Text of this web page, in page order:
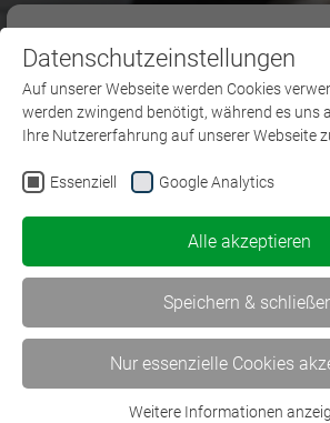
Bachelor Professional in
Versicherungen und
Finanzanlagen
Datenschutzeinstellungen
Auf unserer Webseite werden Cookies
werden zwingend benötigt, während es uns
Ihre Nutzererfahrung auf unserer Webseite
Essenziell Google Analytics
Alle akzeptieren
Speichern &
Nur essenzielle Cookies
Weitere Informationen